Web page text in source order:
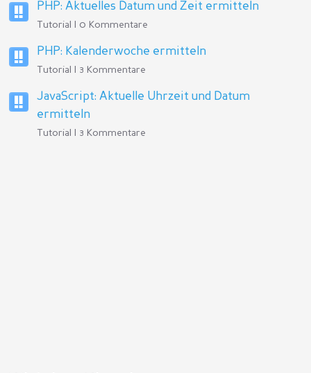
PHP: Aktuelles Datum und Zeit ermitteln
Tutorial | 0 Kommentare
PHP: Kalenderwoche ermitteln
Tutorial | 3 Kommentare
JavaScript: Aktuelle Uhrzeit und Datum
ermitteln
Tutorial | 3 Kommentare